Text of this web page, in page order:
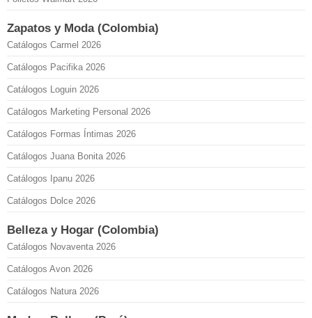
Zapatos y Moda (Colombia)
Catálogos Carmel 2026
Catálogos Pacifika 2026
Catálogos Loguin 2026
Catálogos Marketing Personal 2026
Catálogos Formas Íntimas 2026
Catálogos Juana Bonita 2026
Catálogos Ipanu 2026
Catálogos Dolce 2026
Belleza y Hogar (Colombia)
Catálogos Novaventa 2026
Catálogos Avon 2026
Catálogos Natura 2026